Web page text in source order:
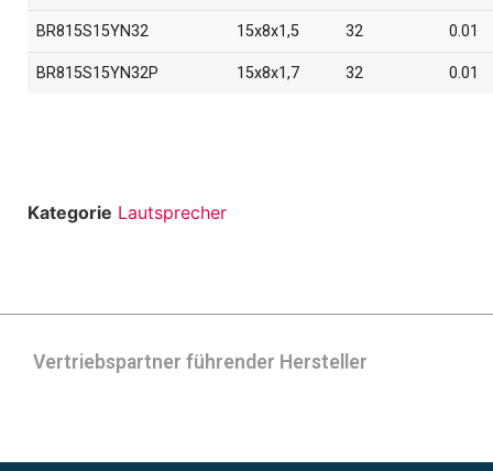
BR815S15YN32 15x8x1,5 32 0.01
BR815S15YN32P 15x8x1,7 32 0.01
Kategorie Lautsprecher
Vertriebspartner führender Hersteller